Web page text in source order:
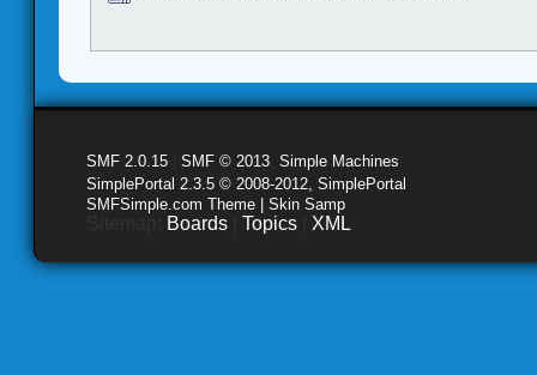
SMF 2.0.15 SMF © 2013 Simple Machines
SimplePortal 2.3.5 © 2008-2012, SimplePortal
SMFSimple.com Theme | Skin Samp
Boards Topics XML